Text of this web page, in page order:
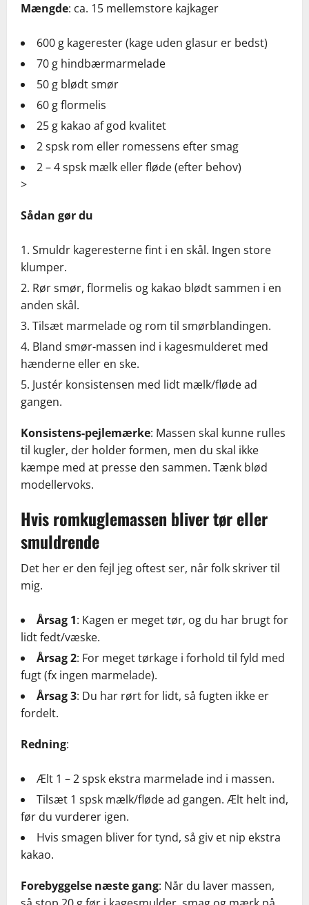
Mængde: ca. 15 mellemstore kajkager
600 g kagerester (kage uden glasur er bedst)
70 g hindbærmarmelade
50 g blødt smør
60 g flormelis
25 g kakao af god kvalitet
2 spsk rom eller romessens efter smag
2 – 4 spsk mælk eller fløde (efter behov)
>
Sådan gør du
Smuldr kageresterne fint i en skål. Ingen store
klumper.
Rør smør, flormelis og kakao blødt sammen i en
anden skål.
Tilsæt marmelade og rom til smørblandingen.
Bland smør-massen ind i kagesmulderet med
hænderne eller en ske.
Justér konsistensen med lidt mælk/fløde ad
gangen.
Konsistens-pejlemærke: Massen skal kunne rulles
til kugler, der holder formen, men du skal ikke
kæmpe med at presse den sammen. Tænk blød
modellervoks.
Hvis romkuglemassen bliver tør eller
smuldrende
Det her er den fejl jeg oftest ser, når folk skriver til
mig.
Årsag 1: Kagen er meget tør, og du har brugt for
lidt fedt/væske.
Årsag 2: For meget tørkage i forhold til fyld med
fugt (fx ingen marmelade).
Årsag 3: Du har rørt for lidt, så fugten ikke er
fordelt.
Redning:
Ælt 1 – 2 spsk ekstra marmelade ind i massen.
Tilsæt 1 spsk mælk/fløde ad gangen. Ælt helt ind,
før du vurderer igen.
Hvis smagen bliver for tynd, så giv et nip ekstra
kakao.
Forebyggelse næste gang: Når du laver massen,